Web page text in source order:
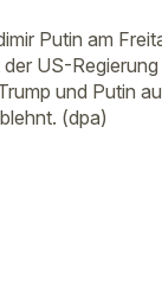
Putin am
US-
und Putin
(dpa)